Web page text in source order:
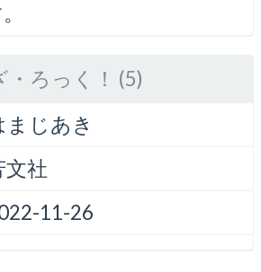
ろっく！ (5)
まじあき
文社
11-26